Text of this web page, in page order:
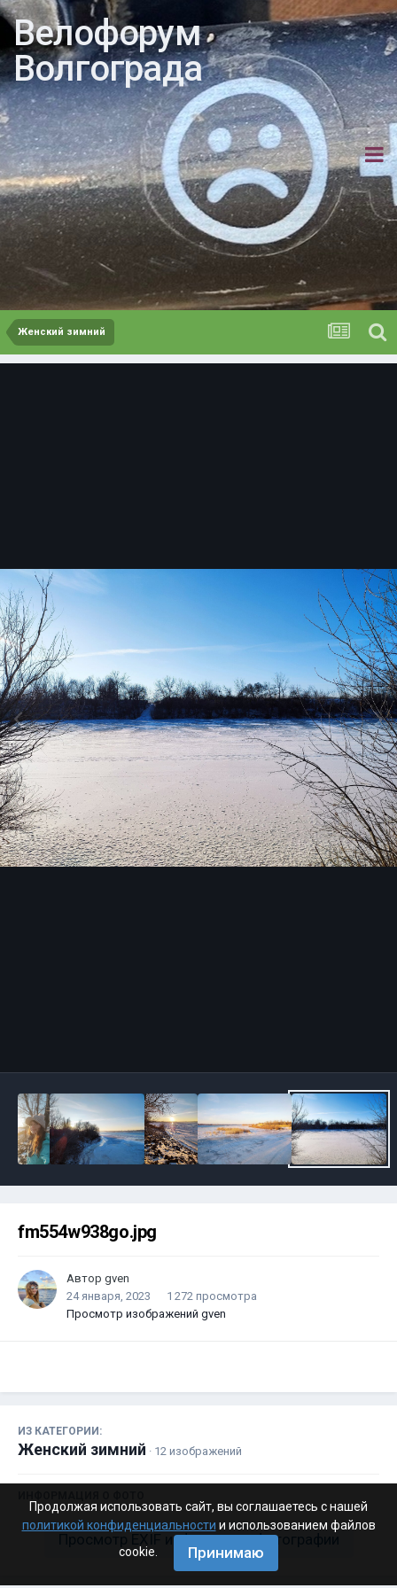
Велофорум
Волгограда
Женский зимний
fm554w938go.jpg
Автор gven
24 января, 2023
1 272 просмотра
Просмотр изображений gven
ИЗ КАТЕГОРИИ:
Женский зимний · 12 изображений
Просмотр EXIF информации фотографии
Продолжая использовать сайт, вы соглашаетесь с нашей
политикой конфиденциальности и использованием файлов
cookie.
Принимаю